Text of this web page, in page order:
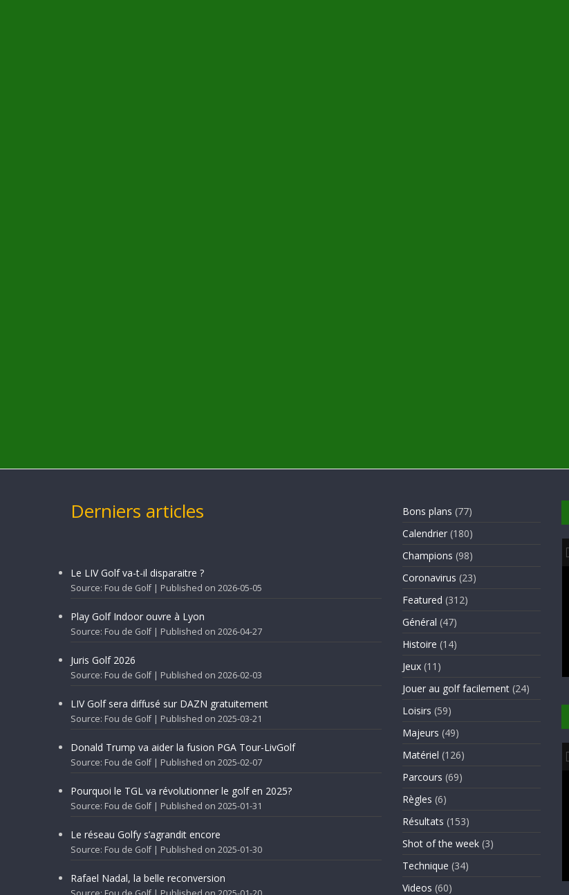
Derniers articles
Le LIV Golf va-t-il disparaitre ?
Source: Fou de Golf Published on 2026-05-05
Play Golf Indoor ouvre à Lyon
Source: Fou de Golf Published on 2026-04-27
Juris Golf 2026
Source: Fou de Golf Published on 2026-02-03
LIV Golf sera diffusé sur DAZN gratuitement
Source: Fou de Golf Published on 2025-03-21
Donald Trump va aider la fusion PGA Tour-LivGolf
Source: Fou de Golf Published on 2025-02-07
Pourquoi le TGL va révolutionner le golf en 2025?
Source: Fou de Golf Published on 2025-01-31
Le réseau Golfy s’agrandit encore
Source: Fou de Golf Published on 2025-01-30
Rafael Nadal, la belle reconversion
Bons plans (77)
Calendrier (180)
Champions (98)
Coronavirus (23)
Featured (312)
Général (47)
Histoire (14)
Jeux (11)
Jouer au golf facilement (24)
Loisirs (59)
Majeurs (49)
Matériel (126)
Parcours (69)
Règles (6)
Résultats (153)
Shot of the week (3)
Technique (34)
Videos (60)